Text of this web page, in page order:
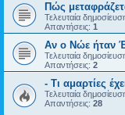
Πώς
Τελευταία
Απαντήσεις: 1
Aν ο Νώε ήταν
Τελευταία
Απαντήσεις: 2
- Τι αμαρτίες
Τελευταία
Απαντήσεις: 28